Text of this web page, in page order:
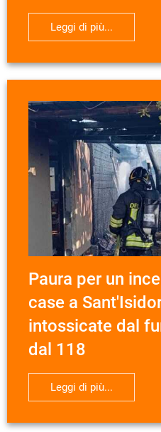
Leggi di più...
Paura per un
case a
intossicate dal
dal 118
Leggi di più...